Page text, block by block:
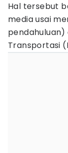
Hal tersebut
media usai
pendahuluan)
Transportasi